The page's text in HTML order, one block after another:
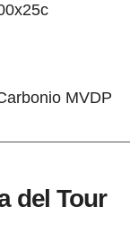
MVDP
del Tour